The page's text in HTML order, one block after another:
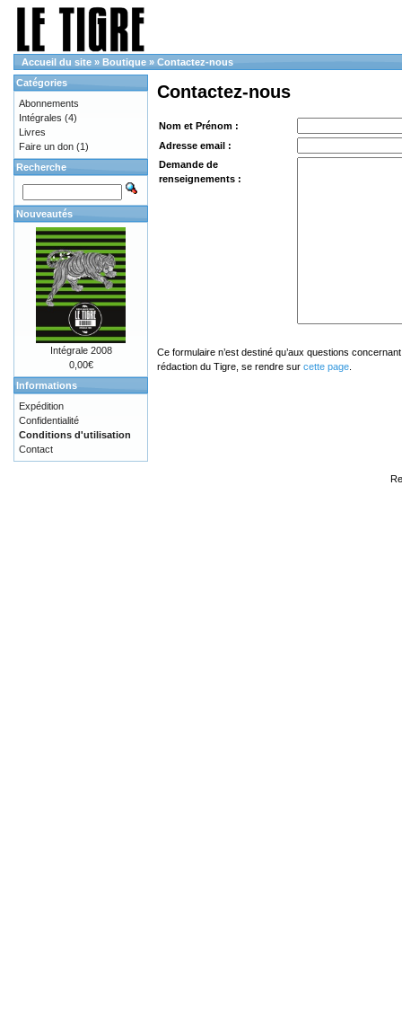
Accueil du site » Boutique » Contactez-nous
Contactez-nous
Nom et Prénom :
Adresse email :
Demande de
renseignements :
Ce formulaire n’est destiné qu’aux questions
rédaction du Tigre, se rendre sur cette page
Catégories
Abonnements
Intégrales (4)
Livres
Faire un don (1)
Recherche
Nouveautés
Intégrale 2008
0,00€
Informations
Expédition
Confidentialité
Conditions d'utilisation
Contact